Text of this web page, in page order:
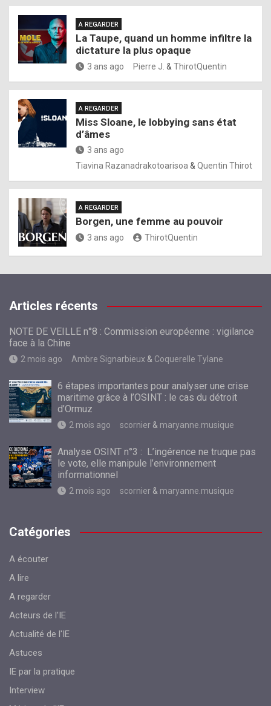
A REGARDER
La Taupe, quand un homme infiltre la
dictature la plus opaque
3 ans ago Pierre J. & ThirotQuentin
A REGARDER
Miss Sloane, le lobbying sans état
d’âmes
3 ans ago
Tiavina Razanadrakotoarisoa & Quentin Thirot
A REGARDER
Borgen, une femme au pouvoir
3 ans ago ThirotQuentin
Articles récents
NOTE DE VEILLE n°8 : Commission européenne : vigilance
face à la Chine
2 mois ago Ambre Signarbieux & Coquerelle Tylane
6 étapes importantes pour analyser une crise
maritime grâce à l’OSINT : le cas du détroit
d’Ormuz
2 mois ago scornier & maryanne.musique
Analyse OSINT n°3 : L’ingérence ne truque pas
le vote, elle manipule l’environnement
informationnel
2 mois ago scornier & maryanne.musique
Catégories
A écouter
A lire
A regarder
Acteurs de l'IE
Actualité de l'IE
Astuces
IE par la pratique
Interview